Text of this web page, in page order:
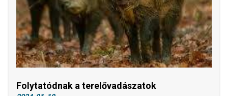
Folytatódnak a terelővadászatok